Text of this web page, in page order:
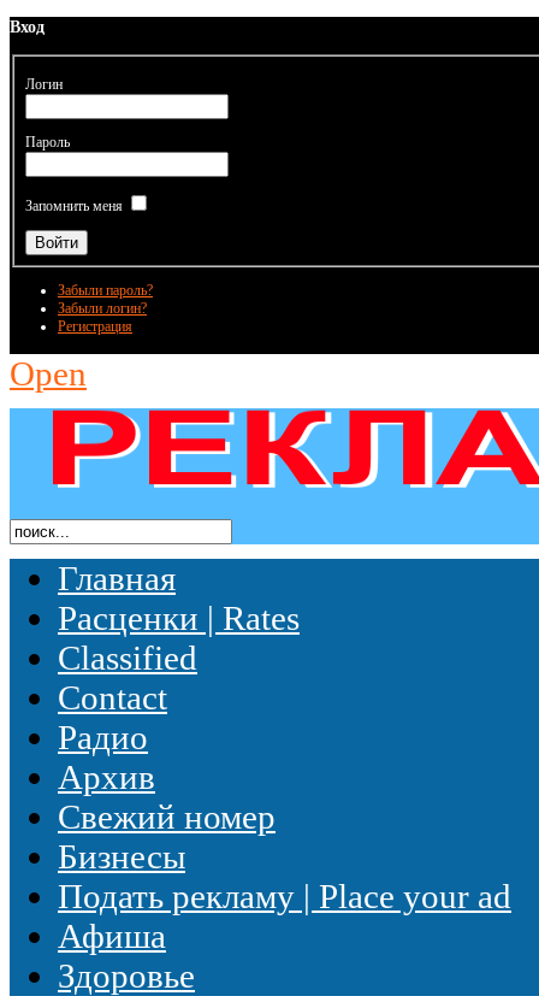
Вход
Логин
Пароль
Запомнить меня
Забыли пароль?
Забыли логин?
Регистрация
Open
Главная
Расценки | Rates
Classified
Contact
Радио
Архив
Свежий номер
Бизнесы
Подать рекламу | Place your ad
Афиша
Здоровье